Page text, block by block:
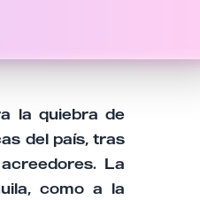
la quiebra de
del país, tras
La
como a la